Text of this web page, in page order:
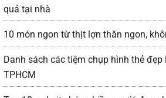
quả tại nhà
10 món ngon từ thịt lợn thăn ngon,
Danh sách các tiệm chụp hình thẻ đẹp
TPHCM